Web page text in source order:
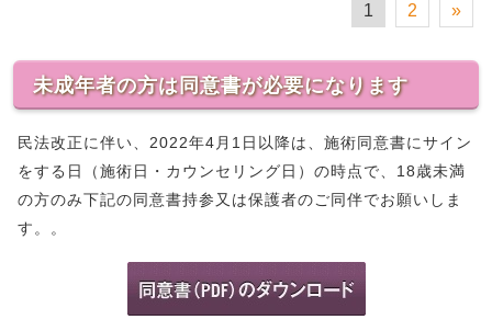
1 2 »
未成年者の方は同意書が必要になります
民法改正に伴い、2022年4月1日以降は、施術同意書にサイン
をする日（施術日・カウンセリング日）の時点で、18歳未満
の方のみ下記の同意書持参又は保護者のご同伴でお願いしま
す。。